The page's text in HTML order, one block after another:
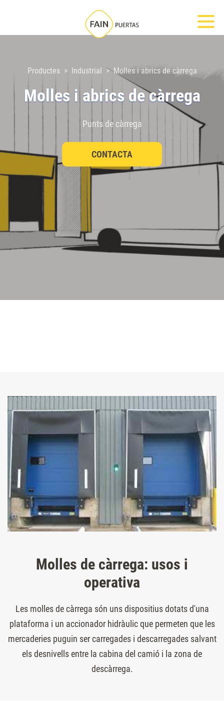
sitio
sistema
Productes Industrial Molles i abrics de càrrega
Molles i abrics de càrrega
Punts de càrrega
CONTACTA
Molles de càrrega: usos i
operativa
Les molles de càrrega són uns dispositius dotats d'una
plataforma i un accionador hidràulic que permeten que les
mercaderies puguin ser carregades i descarregades salvant
els desnivells entre la cabina del camió i la zona de
descàrrega.